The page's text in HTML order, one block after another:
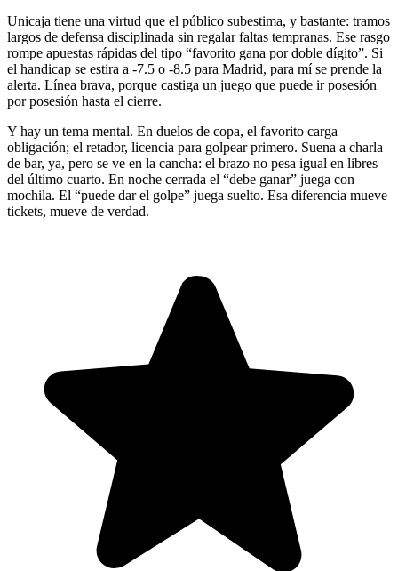
Unicaja tiene una virtud que el público subestima, y bastante: tramos
largos de defensa disciplinada sin regalar faltas tempranas. Ese rasgo
rompe apuestas rápidas del tipo “favorito gana por doble dígito”. Si
el handicap se estira a -7.5 o -8.5 para Madrid, para mí se prende la
alerta. Línea brava, porque castiga un juego que puede ir posesión
por posesión hasta el cierre.
Y hay un tema mental. En duelos de copa, el favorito carga
obligación; el retador, licencia para golpear primero. Suena a charla
de bar, ya, pero se ve en la cancha: el brazo no pesa igual en libres
del último cuarto. En noche cerrada el “debe ganar” juega con
mochila. El “puede dar el golpe” juega suelto. Esa diferencia mueve
tickets, mueve de verdad.